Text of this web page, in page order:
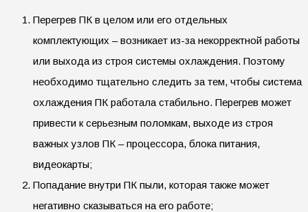
Перегрев ПК в целом или его отдельных
комплектующих – возникает из-за некорректной работы
или выхода из строя системы охлаждения. Поэтому
необходимо тщательно следить за тем, чтобы система
охлаждения ПК работала стабильно. Перегрев может
привести к серьезным поломкам, выходе из строя
важных узлов ПК – процессора, блока питания,
видеокарты;
Попадание внутри ПК пыли, которая также может
негативно сказываться на его работе;